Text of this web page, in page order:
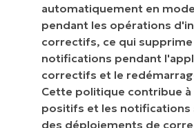
automatiquement en
pendant les opérations
correctifs, ce qui
notifications pendant
correctifs et le
Cette politique contribue
positifs et les notifications
des déploiements de